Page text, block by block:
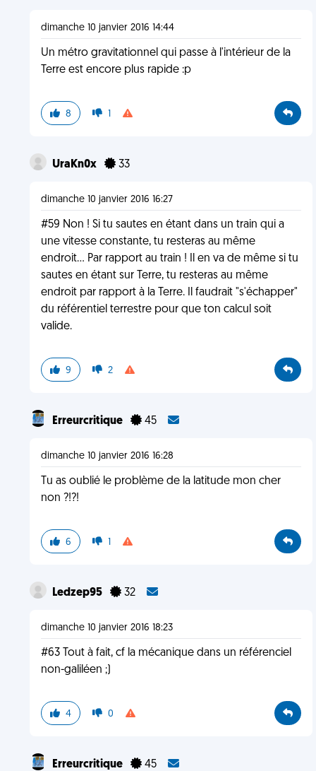
dimanche 10 janvier 2016 14:44
Un métro gravitationnel qui passe à l'intérieur de la
Terre est encore plus rapide :p
8 1
UraKn0x 33
dimanche 10 janvier 2016 16:27
#59 Non ! Si tu sautes en étant dans un train qui a
une vitesse constante, tu resteras au même
endroit... Par rapport au train ! Il en va de même si tu
sautes en étant sur Terre, tu resteras au même
endroit par rapport à la Terre. Il faudrait "s'échapper"
du référentiel terrestre pour que ton calcul soit
valide.
9 2
Erreurcritique 45
dimanche 10 janvier 2016 16:28
Tu as oublié le problème de la latitude mon cher
non ?!?!
6 1
Ledzep95 32
dimanche 10 janvier 2016 18:23
#63 Tout à fait, cf la mécanique dans un référenciel
non-galiléen ;)
4 0
Erreurcritique 45